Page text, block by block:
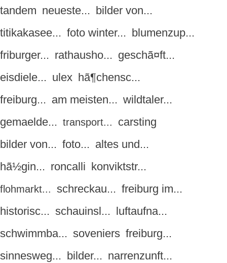
tandem neueste... bilder von...
titikakasee... foto winter... blumenzup...
friburger... rathausho... geschã¤ft...
eisdiele... ulex hã¶chensc...
freiburg... am meisten... wildtaler...
gemaelde... transport...
carsting
bilder von... foto... altes und...
hã½gin... roncalli konviktstr...
flohmarkt... schreckau... freiburg im...
historisc... schauinsl... luftaufna...
schwimmba... soveniers freiburg...
sinnesweg... bilder... narrenzunft...